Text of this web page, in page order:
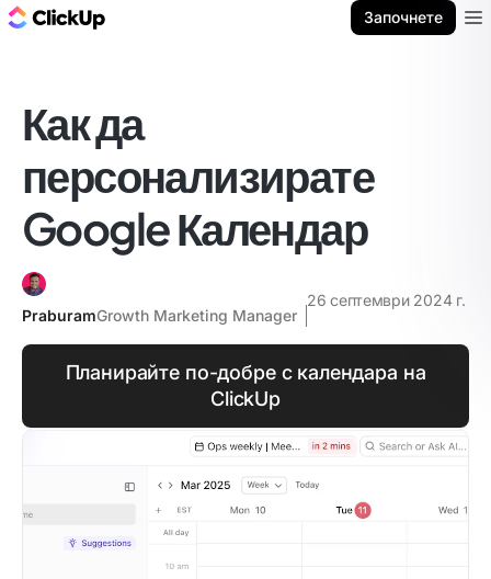
Започнете
Как да
персонализирате
Google Календар
PraburamGrowth Marketing Manager
26 септември 2024 г.
Планирайте по-добре с календара на
ClickUp